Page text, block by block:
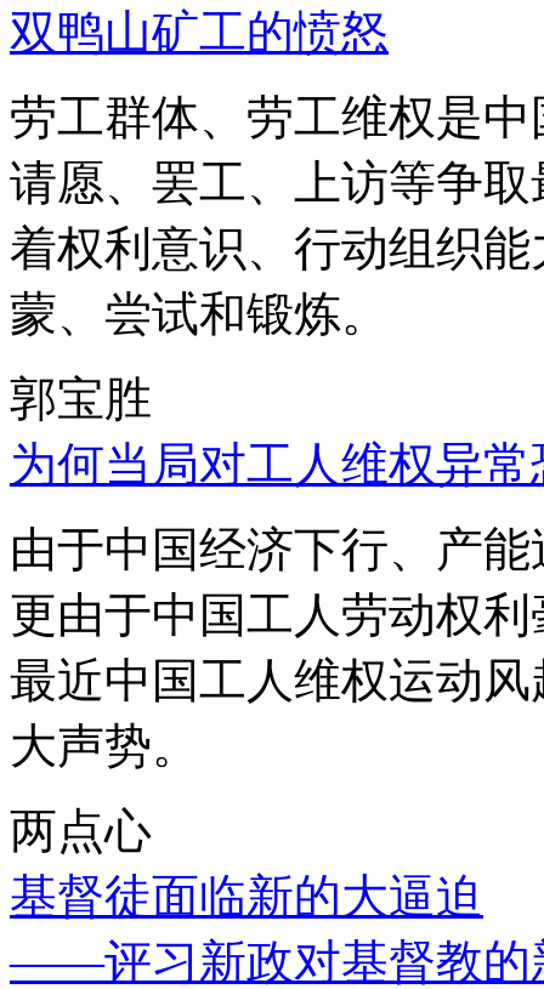
双鸭山矿工的愤怒
劳工群体、劳工维权是
请愿、罢工、上访等争
着权利意识、行动组织
蒙、尝试和锻炼。
郭宝胜
为何当局对工人维权异
由于中国经济下行、产
更由于中国工人劳动权
最近中国工人维权运动
大声势。
两点心
基督徒面临新的大逼迫
——评习新政对基督教的